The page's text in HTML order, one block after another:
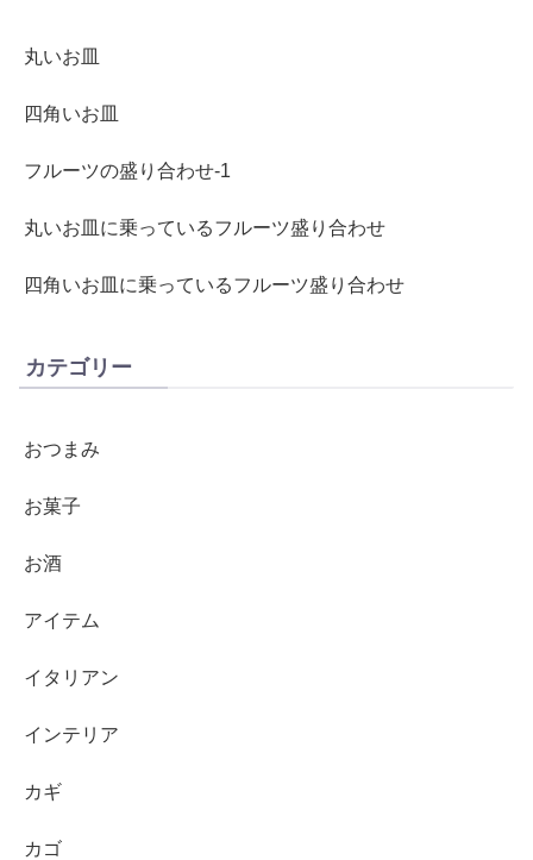
丸いお皿
四角いお皿
フルーツの盛り合わせ-1
丸いお皿に乗っているフルーツ盛り合わせ
四角いお皿に乗っているフルーツ盛り合わせ
カテゴリー
おつまみ
お菓子
お酒
アイテム
イタリアン
インテリア
カギ
カゴ